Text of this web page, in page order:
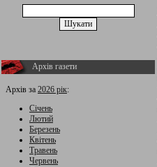
Архів газети
Архів за 2026 рік:
Січень
Лютий
Березень
Квітень
Травень
Червень